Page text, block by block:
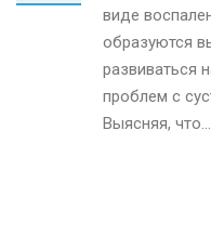
виде
образуются
развиваться
проблем с
Выясняя, что...